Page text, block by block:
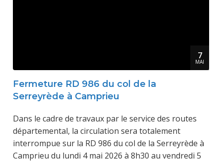
7
MAI
Fermeture RD 986 du col de la
Serreyrède à Camprieu
Dans le cadre de travaux par le service des routes
départemental, la circulation sera totalement
interrompue sur la RD 986 du col de la Serreyrède à
Camprieu du lundi 4 mai 2026 à 8h30 au vendredi 5